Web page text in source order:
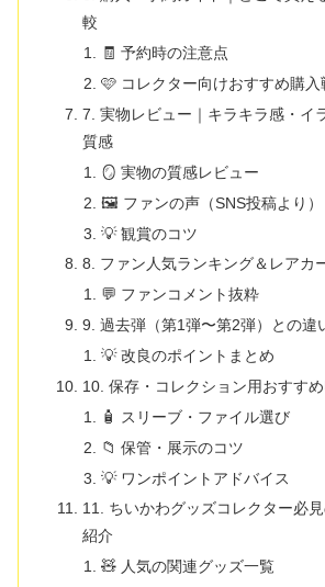
較
🧾 予約時の注意点
🩷 コレクター向けおすすめ購入
7. 実物レビュー｜キラキラ感・イ
質感
🪞 実物の質感レビュー
🖼️ ファンの声（SNS投稿より）
💡 観賞のコツ
8. ファン人気ランキング＆レアカ
💬 ファンコメント抜粋
9. 過去弾（第1弾〜第2弾）との違
💡 改良のポイントまとめ
10. 保存・コレクション用おすす
🧴 スリーブ・ファイル選び
📁 保管・展示のコツ
💡 ワンポイントアドバイス
11. ちいかわグッズコレクター必
紹介
🧸 人気の関連グッズ一覧